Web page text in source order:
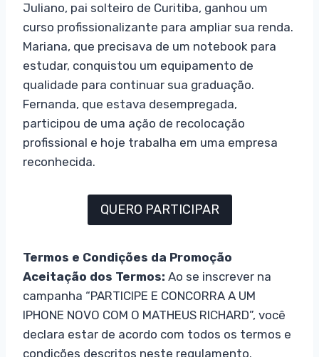
Juliano, pai solteiro de Curitiba, ganhou um
curso profissionalizante para ampliar sua renda.
Mariana, que precisava de um notebook para
estudar, conquistou um equipamento de
qualidade para continuar sua graduação.
Fernanda, que estava desempregada,
participou de uma ação de recolocação
profissional e hoje trabalha em uma empresa
reconhecida.
QUERO PARTICIPAR
Termos e Condições da Promoção
Aceitação dos Termos: Ao se inscrever na
campanha “PARTICIPE E CONCORRA A UM
IPHONE NOVO COM O MATHEUS RICHARD”, você
declara estar de acordo com todos os termos e
condições descritos neste regulamento.